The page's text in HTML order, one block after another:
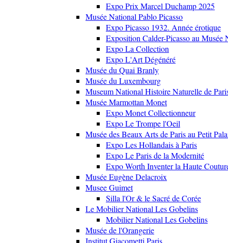
Expo Prix Marcel Duchamp 2025
Musée National Pablo Picasso
Expo Picasso 1932. Année érotique
Exposition Calder-Picasso au Musée
Expo La Collection
Expo L'Art Dégénéré
Musée du Quai Branly
Musée du Luxembourg
Museum National Histoire Naturelle de
Musée Marmottan Monet
Expo Monet Collectionneur
Expo Le Trompe l'Oeil
Musée des Beaux Arts de Paris au Petit
Expo Les Hollandais à Paris
Expo Le Paris de la Modernité
Expo Worth Inventer la Haute
Musée Eugène Delacroix
Musee Guimet
Silla l'Or & le Sacré de Corée
Le Mobilier National Les Gobelins
Mobilier National Les Gobelins
Musée de l'Orangerie